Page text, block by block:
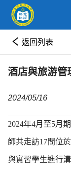
返回列表
酒店與旅游管
2024/05/16
2024年4月至5月
師共走訪17間位
與實習學生進行